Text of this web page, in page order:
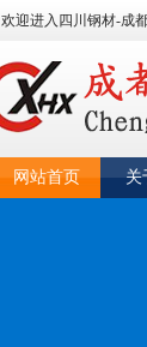
欢迎进入四川钢材-成
网站首页 关